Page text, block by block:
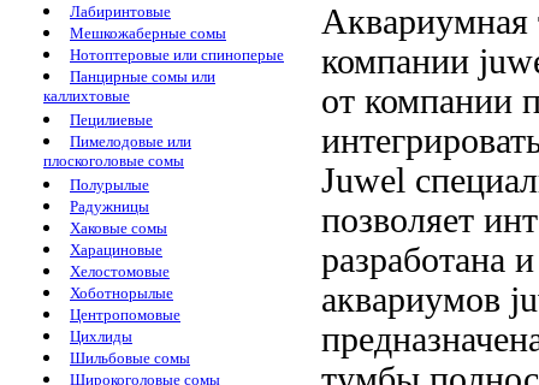
Лабиринтовые
Мешкожаберные сомы
Нотоптеровые или спиноперые
Панцирные сомы или
каллихтовые
Пецилиевые
Пимелодовые или
плоскоголовые сомы
Полурылые
Радужницы
Хаковые сомы
Харациновые
Хелостомовые
Хоботнорылые
Центропомовые
Цихлиды
Шильбовые сомы
Широкоголовые сомы
Аквариумная
компании
от компании
Juwel
позволяет
разработана
аквариумов